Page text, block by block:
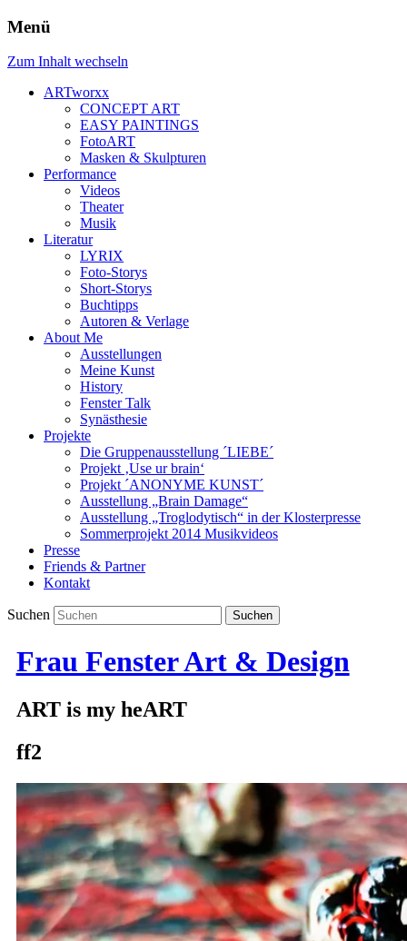
Menü
Zum Inhalt wechseln
ARTworxx
CONCEPT ART
EASY PAINTINGS
FotoART
Masken & Skulpturen
Performance
Videos
Theater
Musik
Literatur
LYRIX
Foto-Storys
Short-Storys
Buchtipps
Autoren & Verlage
About Me
Ausstellungen
Meine Kunst
History
Fenster Talk
Synästhesie
Projekte
Die Gruppenausstellung ´LIEBE´
Projekt ‚Use ur brain‘
Projekt ´ANONYME KUNST´
Ausstellung „Brain Damage“
Ausstellung „Troglodytisch“ in der Klosterpresse
Sommerprojekt 2014 Musikvideos
Presse
Friends & Partner
Kontakt
Suchen
Frau Fenster Art & Design
ART is my heART
ff2